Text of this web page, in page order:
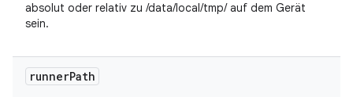
absolut oder relativ zu /data/local/tmp/ auf dem Gerät
sein.
runnerPath